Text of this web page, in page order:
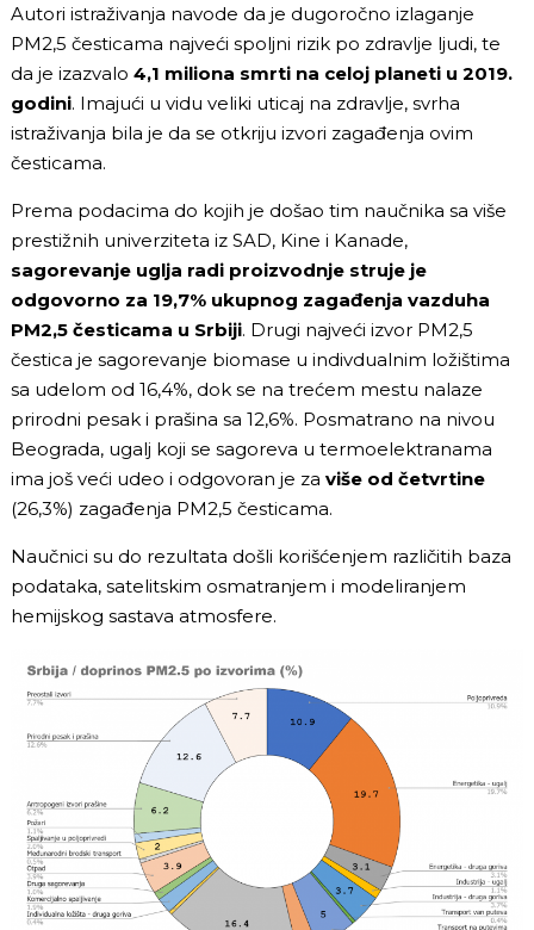
Autori istraživanja navode da je dugoročno izlaganje
PM2,5 česticama najveći spoljni rizik po zdravlje ljudi, te
da je izazvalo 4,1 miliona smrti na celoj planeti u 2019.
godini. Imajući u vidu veliki uticaj na zdravlje, svrha
istraživanja bila je da se otkriju izvori zagađenja ovim
česticama.
Prema podacima do kojih je došao tim naučnika sa više
prestižnih univerziteta iz SAD, Kine i Kanade,
sagorevanje uglja radi proizvodnje struje je
odgovorno za 19,7% ukupnog zagađenja vazduha
PM2,5 česticama u Srbiji. Drugi najveći izvor PM2,5
čestica je sagorevanje biomase u indivdualnim ložištima
sa udelom od 16,4%, dok se na trećem mestu nalaze
prirodni pesak i prašina sa 12,6%. Posmatrano na nivou
Beograda, ugalj koji se sagoreva u termoelektranama
ima još veći udeo i odgovoran je za više od četvrtine
(26,3%) zagađenja PM2,5 česticama.
Naučnici su do rezultata došli korišćenjem različitih baza
podataka, satelitskim osmatranjem i modeliranjem
hemijskog sastava atmosfere.